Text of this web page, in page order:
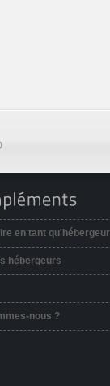
en tant qu'hébergeur
hébergeurs
nous ?